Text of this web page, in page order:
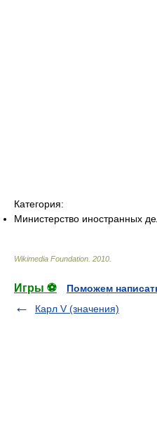
Категория:
Министерство иностранных
Wikimedia Foundation 2010
Игры ⚽
Поможем
Карл V (значения)